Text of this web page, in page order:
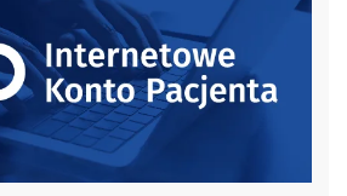
czytaj więcej